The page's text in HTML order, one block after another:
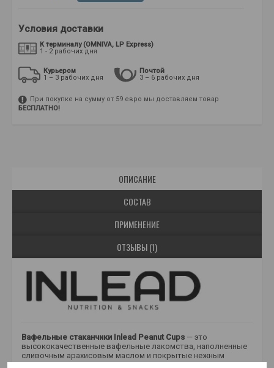
Условия доставки
К терминалу (OMNIVA, LP Express)
1 - 2 рабочих дня
Курьером
1 – 3 рабочих дня
Почтой
3 – 6 рабочих дня
При покупке на сумму от 59 евро мы доставляем товар
БЕСПЛАТНО!
ОПИСАНИЕ
СОСТАВ
ПРИМЕНЕНИЕ
ОТЗЫВЫ (1)
Вафельные стаканчики Inlead Peanut Cups — это
высококачественные вафельные лакомства, наполненные
сливочным арахисовым маслом и покрытые нежным
молочным или темным шоколадом. Хрустящее лакомство